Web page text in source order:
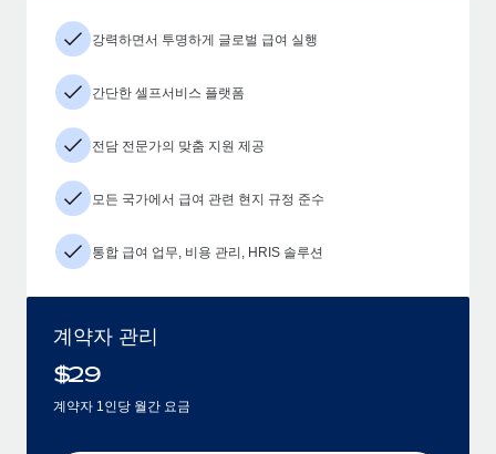
강력하면서 투명하게 글로벌 급여 실행
간단한 셀프서비스 플랫폼
전담 전문가의 맞춤 지원 제공
모든 국가에서 급여 관련 현지 규정 준수
통합 급여 업무, 비용 관리, HRIS 솔루션
계약자 관리
$29
계약자 1인당 월간 요금